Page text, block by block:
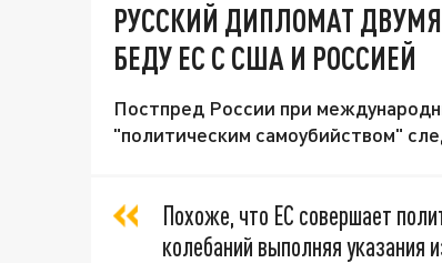
РУССКИЙ ДИПЛОМАТ
БЕДУ ЕС С США И РОССИЕЙ
Постпред России при
"политическим самоубийством"
Похоже, что ЕС совершает
колебаний выполняя указания